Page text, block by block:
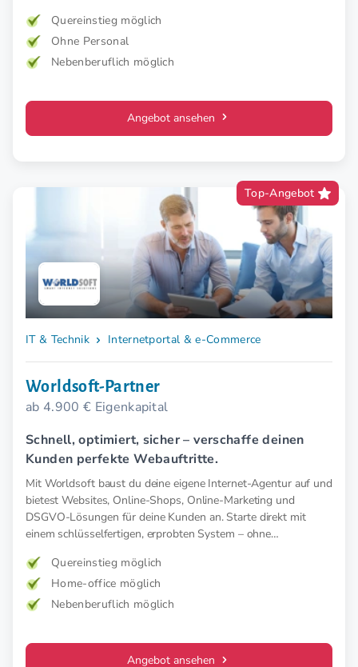
weniger Schmerz und spürbar mehr Lebensfreude. Mehr
Wirkung. Klare Zielgruppe. Starkes Konzept.
Quereinstieg möglich
Ohne Personal
Nebenberuflich möglich
Angebot ansehen
Top-Angebot
IT & Technik Internetportal & e-Commerce
Worldsoft-Partner
ab 4.900 € Eigenkapital
Schnell, optimiert, sicher – verschaffe deinen
Kunden perfekte Webauftritte.
Mit Worldsoft baust du deine eigene Internet-Agentur auf und
bietest Websites, Online-Shops, Online-Marketing und
DSGVO-Lösungen für deine Kunden an. Starte direkt mit
einem schlüsselfertigen, erprobten System – ohne
Quereinstieg möglich
Home-office möglich
Nebenberuflich möglich
Angebot ansehen